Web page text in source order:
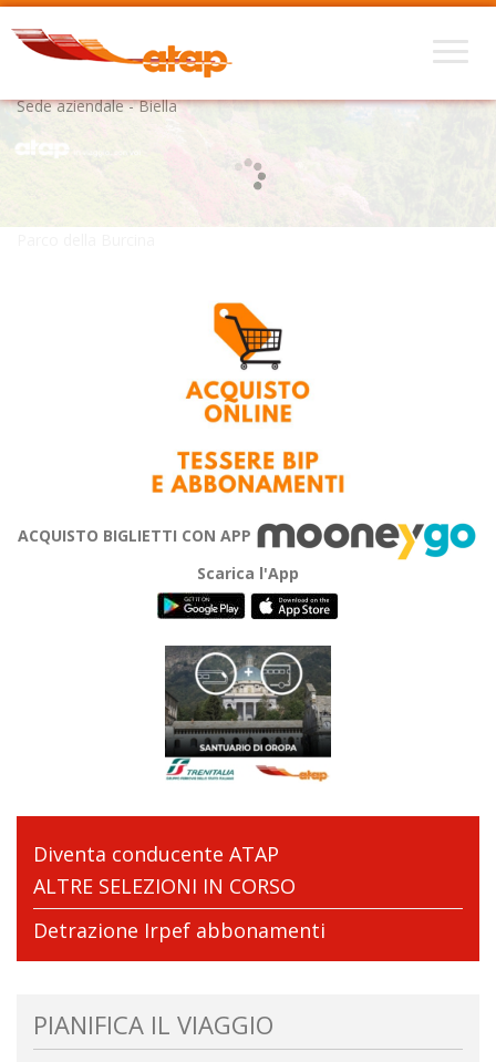
Sede aziendale - Biella
ACQUISTO BIGLIETTI CON APP
Scarica l'App
Diventa conducente ATAP
ALTRE SELEZIONI IN CORSO
Detrazione Irpef abbonamenti
PIANIFICA IL VIAGGIO